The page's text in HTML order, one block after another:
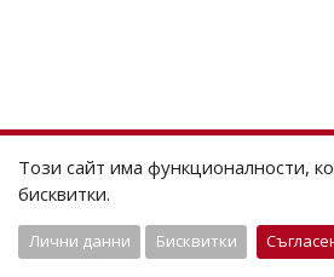
Този сайт има функционалности,
бисквитки.
Лични данни Бисквитки